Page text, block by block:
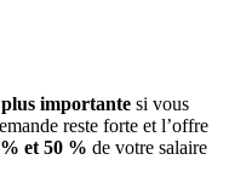
plus importante si vous
reste forte et l’offre
et 50 % de votre salaire